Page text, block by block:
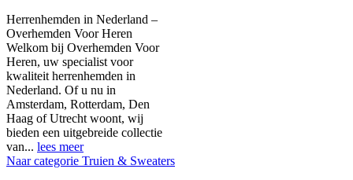
Herrenhemden in Nederland –
Overhemden Voor Heren
Welkom bij Overhemden Voor
Heren, uw specialist voor
kwaliteit herrenhemden in
Nederland. Of u nu in
Amsterdam, Rotterdam, Den
Haag of Utrecht woont, wij
bieden een uitgebreide collectie
van... lees meer
Naar categorie Truien & Sweaters